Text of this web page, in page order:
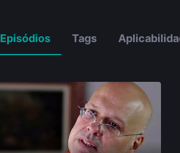
Episódios Tags